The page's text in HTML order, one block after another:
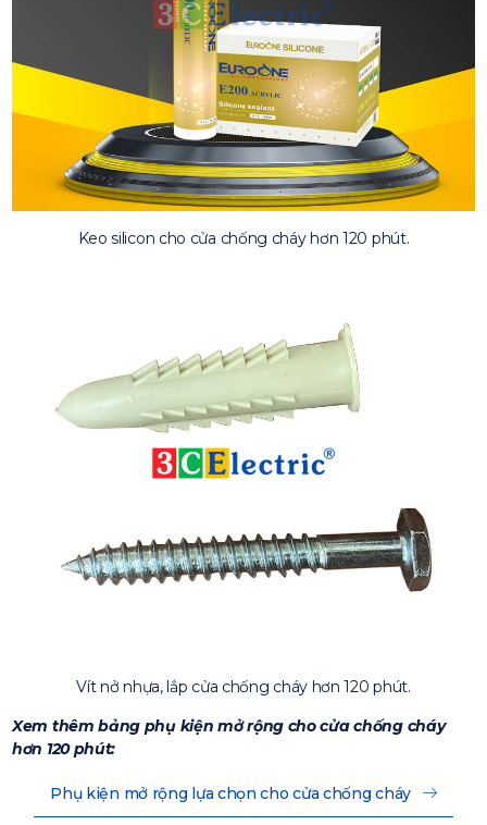
Keo silicon cho cửa chống cháy hơn 120 phút.
Vít nở nhựa, lắp cửa chống cháy hơn 120 phút.
Xem thêm bảng phụ kiện mở rộng cho cửa chống cháy
hơn 120 phút:
Phụ kiện mở rộng lựa chọn cho cửa chống cháy